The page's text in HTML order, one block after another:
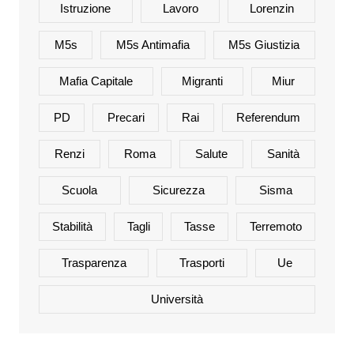
Istruzione Lavoro Lorenzin
M5s M5s Antimafia M5s Giustizia
Mafia Capitale Migranti Miur
PD Precari Rai Referendum
Renzi Roma Salute Sanità
Scuola Sicurezza Sisma
Stabilità Tagli Tasse Terremoto
Trasparenza Trasporti Ue
Università